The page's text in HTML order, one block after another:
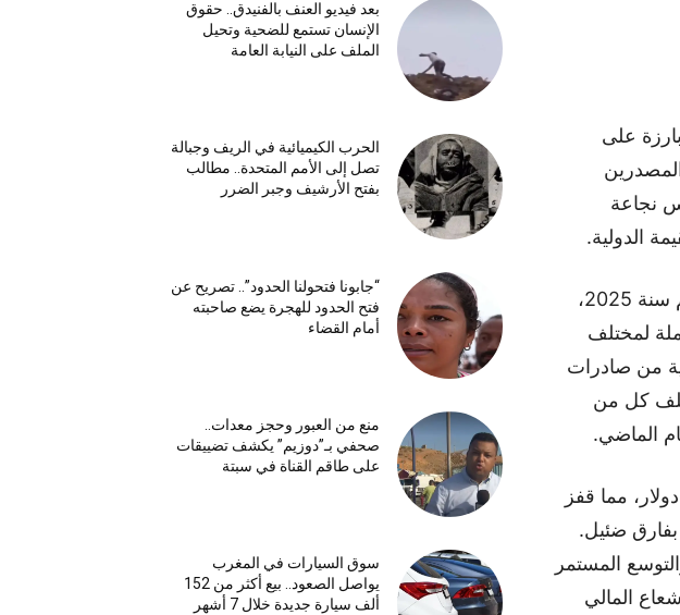
بعد فيديو العنف بالفنيدق.. حقوق
الإنسان تستمع للضحية وتحيل
الملف على النيابة العامة
الحرب الكيميائية في الريف وجبالة
تصل إلى الأمم المتحدة.. مطالب
بفتح الأرشيف وجبر الضرر
“جابونا فتحولنا الحدود”.. تصريح عن
فتح الحدود للهجرة يضع صاحبته
أمام القضاء
منع من العبور وحجز معدات..
صحفي بـ”دوزيم” يكشف تضييقات
على طاقم القناة في سبتة
سوق السيارات في المغرب
يواصل الصعود.. بيع أكثر من 152
ألف سيارة جديدة خلال 7 أشهر
على
نجاعة
الدولية.
ووفقا لأحدث البيانات الرسمية الصادرة عن منظمة التجارة العالمية (OMC) برسم سنة 2025،
لمختلف
بين 50 مليار دولار متأتية من صادرات
إفريقيا، خلف كل من
الخدمات أداء لافتا بوصولها إلى 32 مليار دولار، مما قفز
مصر بفارق ضئيل.
المستمر
المالي